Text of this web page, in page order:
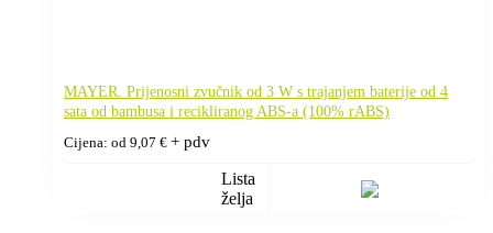
MAYER. Prijenosni zvučnik od 3 W s trajanjem baterije od 4
sata od bambusa i recikliranog ABS-a (100% rABS)
Cijena: od 9,07 € + pdv
Lista
želja